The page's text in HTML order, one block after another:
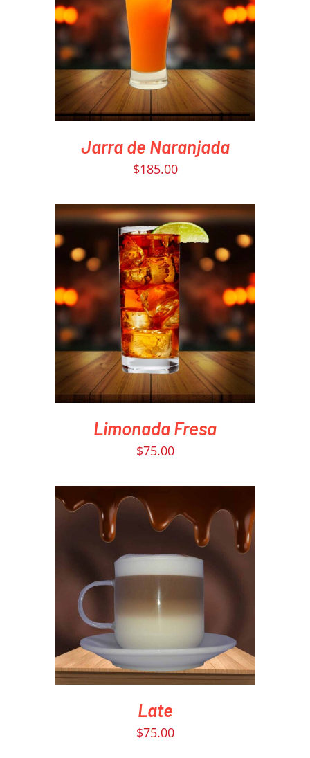
PEDIR AHORA
DETAILS
Jarra de Naranjada
$185.00
PEDIR AHORA
DETAILS
Limonada Fresa
$75.00
PEDIR AHORA
DETAILS
Late
$75.00